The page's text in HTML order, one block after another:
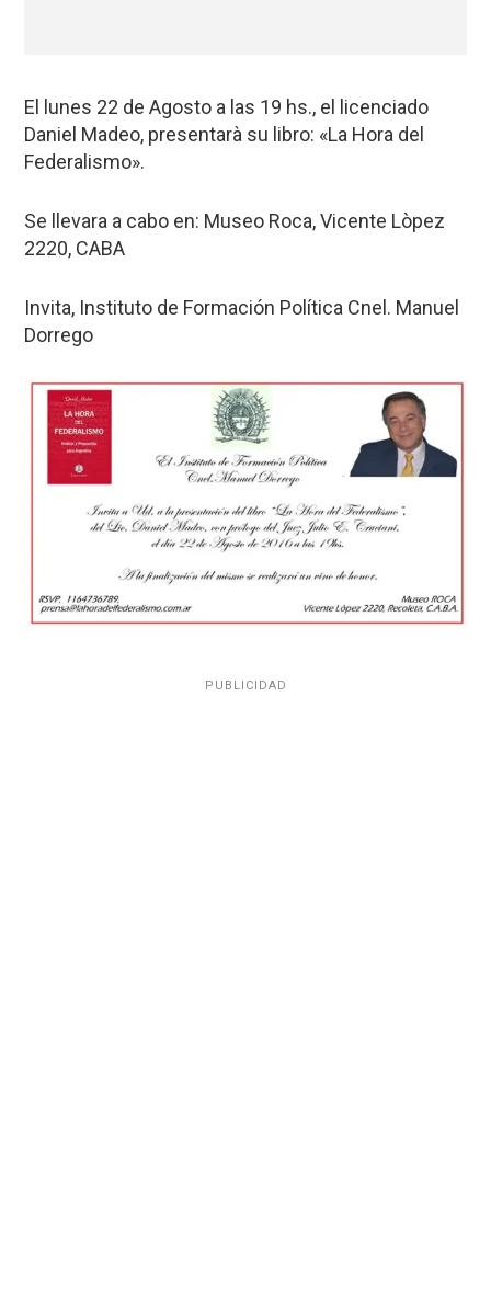
El lunes 22 de Agosto a las 19 hs., el licenciado
Daniel Madeo, presentarà su libro: «La Hora del
Federalismo».
Se llevara a cabo en: Museo Roca, Vicente Lòpez
2220, CABA
Invita, Instituto de Formación Política Cnel. Manuel
Dorrego
PUBLICIDAD